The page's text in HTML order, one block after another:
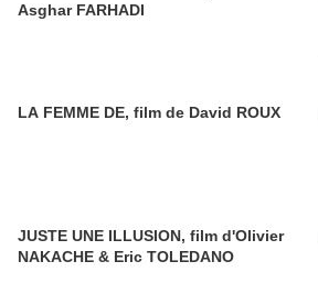
Asghar FARHADI
LA FEMME DE, film de David ROUX
JUSTE UNE ILLUSION, film d'Olivier
NAKACHE & Eric TOLEDANO